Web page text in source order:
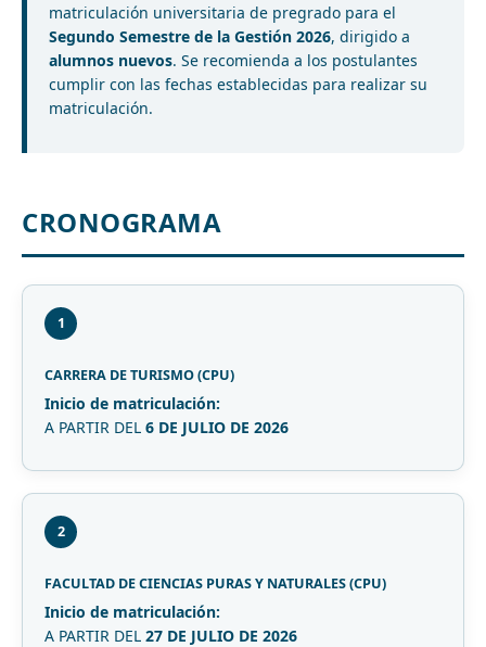
matriculación universitaria de pregrado para el
Segundo Semestre de la Gestión 2026, dirigido a
alumnos nuevos. Se recomienda a los postulantes
cumplir con las fechas establecidas para realizar su
matriculación.
CRONOGRAMA
1
CARRERA DE TURISMO (CPU)
Inicio de matriculación:
A PARTIR DEL 6 DE JULIO DE 2026
2
FACULTAD DE CIENCIAS PURAS Y NATURALES (CPU)
Inicio de matriculación:
A PARTIR DEL 27 DE JULIO DE 2026